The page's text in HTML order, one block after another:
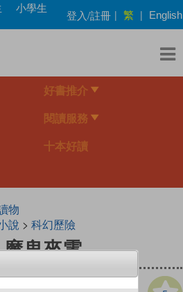
小學生
登入/註冊 | 繁 | English
好書推介
閱讀服務
十本好讀
物
說 > 科幻歷險
鬼來電